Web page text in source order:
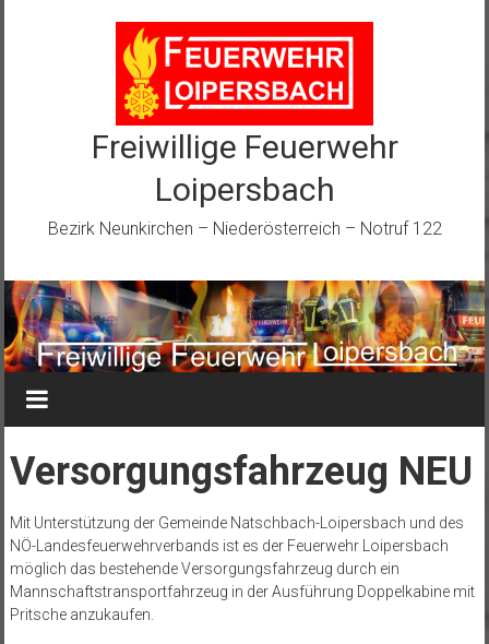
Freiwillige Feuerwehr
Loipersbach
Bezirk Neunkirchen – Niederösterreich – Notruf 122
Versorgungsfahrzeug NEU
Mit Unterstützung der Gemeinde Natschbach-Loipersbach und des
NÖ-Landesfeuerwehrverbands ist es der Feuerwehr Loipersbach
möglich das bestehende Versorgungsfahrzeug durch ein
Mannschaftstransportfahrzeug in der Ausführung Doppelkabine mit
Pritsche anzukaufen.